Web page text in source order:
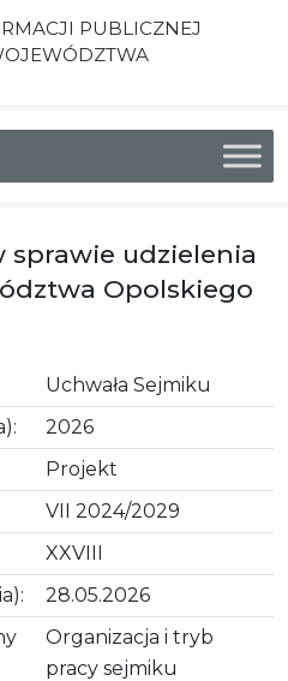
PUBLICZNEJ
sprawie udzielenia
Opolskiego
Uchwała Sejmiku
2026
Projekt
VII 2024/2029
XXVIII
28.05.2026
Organizacja i tryb
pracy sejmiku